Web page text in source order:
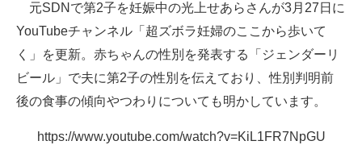
ITの今と未来を見通す
スマホと通信の最新トレンド
進化するPCとデバイスの未来
元SDNで第2子を妊娠中の光上せあらさんが3月27日に
YouTubeチャンネル「超ズボラ妊婦のここから歩いて
く」を更新。赤ちゃんの性別を発表する「ジェンダーリ
ビール」で夫に第2子の性別を伝えており、性別判明前
後の食事の傾向やつわりについても明かしています。
https://www.youtube.com/watch?v=KiL1FR7NpGU